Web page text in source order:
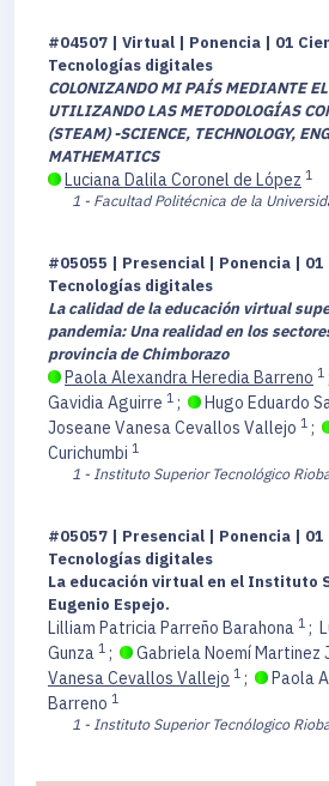
#04507 | Virtual | Ponencia | 01
Tecnologías digitales
COLONIZANDO MI PAÍS MEDIANTE
UTILIZANDO LAS METODOLOGÍAS
(STEAM) -SCIENCE, TECHNOLOGY,
MATHEMATICS
Luciana Dalila Coronel de López 1
1 - Facultad Politécnica de la
#05055 | Presencial | Ponencia |
Tecnologías digitales
La calidad de la educación virtual
pandemia: Una realidad en los
provincia de Chimborazo
Paola Alexandra Heredia Barreno 1 ;
Gavidia Aguirre 1 ; Hugo Eduardo
Joseane Vanesa Cevallos Vallejo 1 ;
Curichumbi 1
1 - Instituto Superior Tecnológico
#05057 | Presencial | Ponencia |
Tecnologías digitales
La educación virtual en el Instituto
Eugenio Espejo.
Lilliam Patricia Parreño Barahona 1 ;
Gunza 1 ; Gabriela Noemí Martinez
Vanesa Cevallos Vallejo 1 ;
Paola
Barreno 1
1 - Instituto Superior Tecnólogico